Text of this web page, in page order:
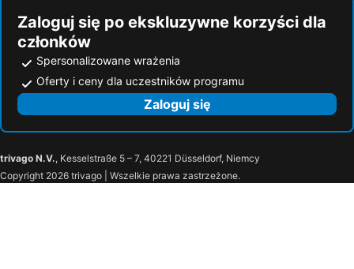
Zaloguj się po ekskluzywne korzyści dla
członków
Spersonalizowane wrażenia
Oferty i ceny dla uczestników programu
Zaloguj się
trivago N.V., Kesselstraße 5 – 7, 40221 Düsseldorf, Niemcy
Copyright 2026 trivago | Wszelkie prawa zastrzeżone.